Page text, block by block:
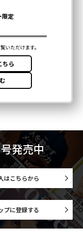
発売中
はこちらから
プに登録する